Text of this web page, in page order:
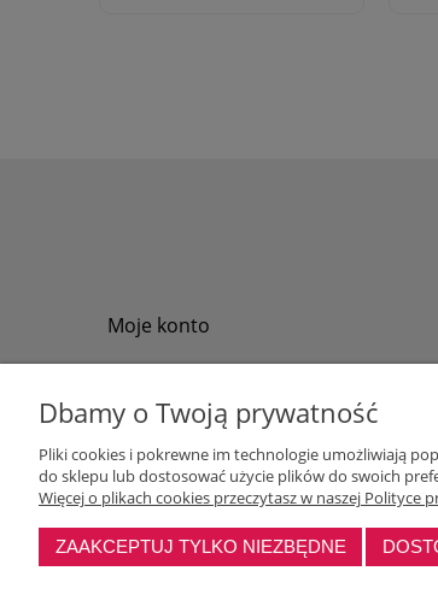
Moje konto
Przechowalnia
Ustawienia konta
Dbamy o Twoją prywatność
Pliki cookies i pokrewne im technologie umożliwiają
do sklepu lub dostosować użycie plików do swoich
Więcej o plikach cookies przeczytasz w naszej Polityce
ZAAKCEPTUJ TYLKO NIEZBĘDNE